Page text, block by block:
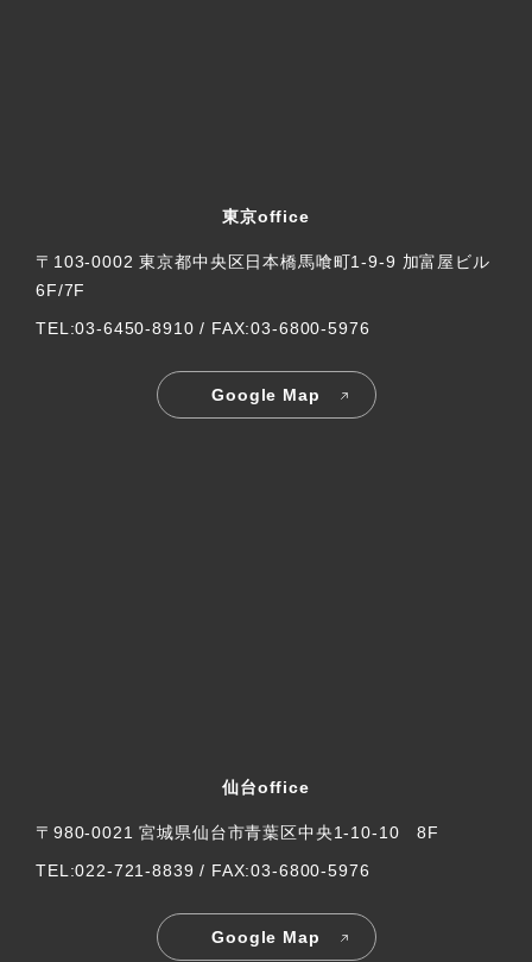
東京office
〒103-0002 東京都中央区日本橋馬喰町1-9-9 加富屋ビル
6F/7F
TEL:03-6450-8910 / FAX:03-6800-5976
Google Map
仙台office
〒980-0021 宮城県仙台市青葉区中央1-10-10 8F
TEL:022-721-8839 / FAX:03-6800-5976
Google Map